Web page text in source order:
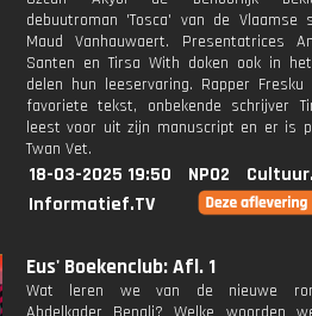
debuutroman 'Tosca' van de Vlaamse
Maud Vanhauwaert. Presentatrices
Santen en Tirsa With doken ook in
delen hun leeservaring. Rapper
favoriete tekst, onbekende schrijver
leest voor uit zijn manuscript en er is
Twan Vet.
18-03-2025 19:50 NPO2
Informatief.TV
Eus' Boekenclub: Afl. 1
Wat leren we van de nieuwe